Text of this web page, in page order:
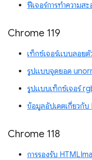
ฟีเจอร์การทำความส
Chrome 119
เท็กซ์เจอร์แบบลอย
รูปแบบจุดยอด
รูปแบบเท็กซ์เจอร์
ข้อมูลอัปเดตเกี่ยวกับ
Chrome 118
การรองรับ